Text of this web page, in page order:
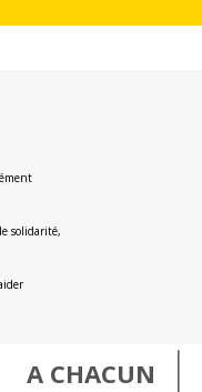
solidarité,
A CHACUN